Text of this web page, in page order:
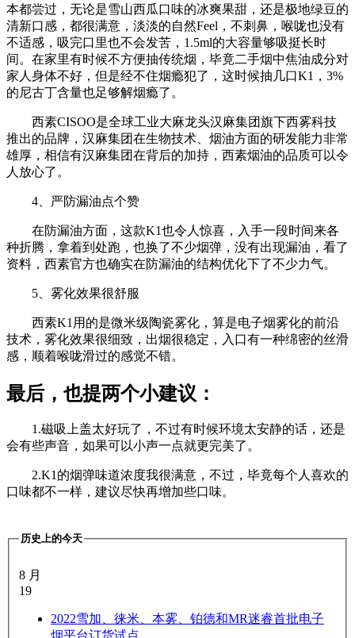
本都尝过，无论是雪山西瓜口味的冰爽果甜，还是极地绿豆的
清新口感，都很满意，淡淡的自然Feel，不刺鼻，喉咙也没有
不适感，吸完口里也不会发苦，1.5ml的大容量够吸挺长时
间。在家里有时候不方便抽传统烟，毕竟二手烟中焦油成分对
家人身体不好，但是经不住烟瘾犯了，这时候抽几口K1，3%
的尼古丁含量也足够解烟瘾了。
西素CISOO是全球工业大麻龙头汉麻集团旗下西雾科技
推出的品牌，汉麻集团在生物技术、烟油方面的研发能力非常
雄厚，相信有汉麻集团在背后的加持，西素烟油的品质可以令
人放心了。
4、严防漏油点个赞
在防漏油方面，这款K1也令人惊喜，入手一段时间来各
种折腾，拿着到处跑，也换了不少烟弹，没有出现漏油，看了
资料，西素官方也确实在防漏油的结构优化下了不少力气。
5、雾化效果很舒服
西素K1用的是微米级陶瓷雾化，算是电子烟雾化的前沿
技术，雾化效果很细致，出烟很稳定，入口有一种绵密的丝滑
感，顺着喉咙滑过的感觉不错。
最后，也提两个小建议：
1.磁吸上盖太好玩了，不过有时候环境太安静的话，还是
会有些声音，如果可以小声一点就更完美了。
2.K1的烟弹味道浓度我很满意，不过，毕竟每个人喜欢的
口味都不一样，建议尽快再增加些口味。
历史上的今天
8 月
19
2022雪加、徕米、本雾、铂德和MR迷睿首批电子